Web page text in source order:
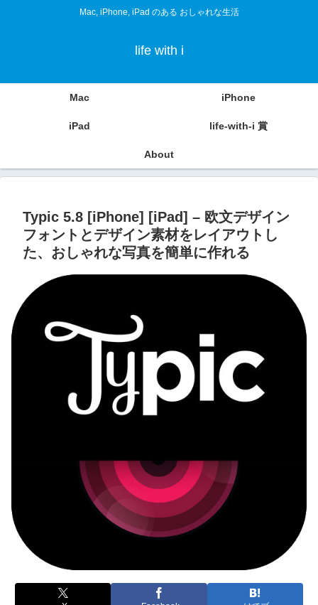
Mac, iPhone, iPad のある おしゃれな生活
life with i
Mac iPhone
iPad life-with-i 賞
About
Typic 5.8 [iPhone] [iPad] – 欧文デザイン
フォントとデザイン素材をレイアウトし
た、おしゃれな写真を簡単に作れる